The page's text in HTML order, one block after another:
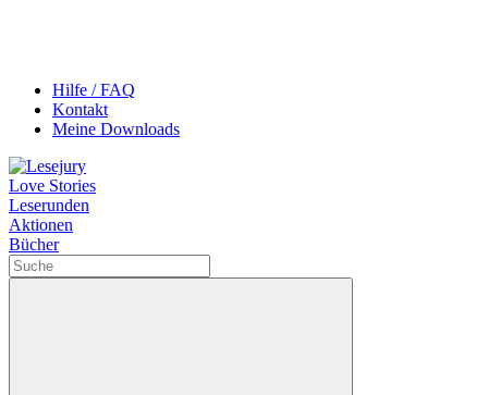
Hilfe / FAQ
Kontakt
Meine Downloads
Love Stories
Leserunden
Aktionen
Bücher